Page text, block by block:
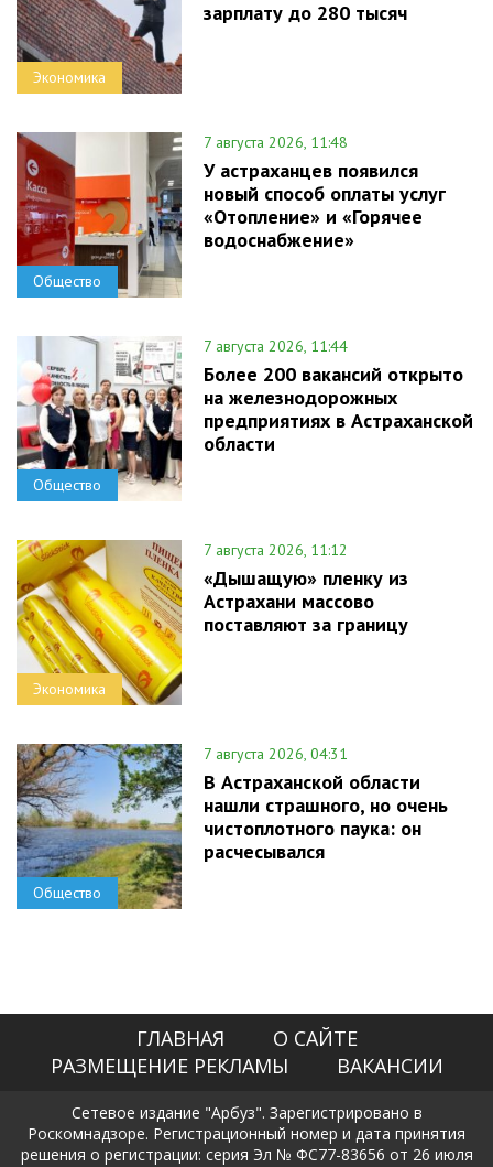
Экономика
зарплату до 280 тысяч
Общество
7 августа 2026, 11:48
У астраханцев появился
новый способ оплаты услуг
«Отопление» и «Горячее
водоснабжение»
Общество
7 августа 2026, 11:44
Более 200 вакансий открыто
на железнодорожных
предприятиях в Астраханской
области
Экономика
7 августа 2026, 11:12
«Дышащую» пленку из
Астрахани массово
поставляют за границу
Общество
7 августа 2026, 04:31
В Астраханской области
нашли страшного, но очень
чистоплотного паука: он
расчесывался
ГЛАВНАЯ
О САЙТЕ
РАЗМЕЩЕНИЕ РЕКЛАМЫ
ВАКАНСИИ
Сетевое издание "Арбуз". Зарегистрировано в
Роскомнадзоре. Регистрационный номер и дата принятия
решения о регистрации: серия Эл № ФС77-83656 от 26 июля